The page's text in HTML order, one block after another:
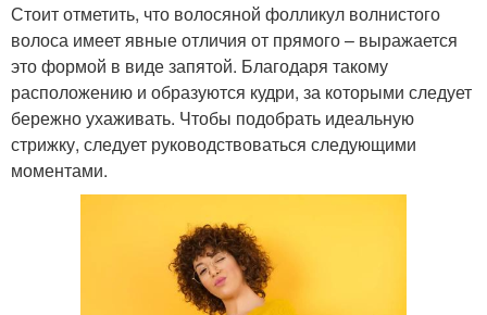
Стоит отметить, что волосяной фолликул волнистого
волоса имеет явные отличия от прямого – выражается
это формой в виде запятой. Благодаря такому
расположению и образуются кудри, за которыми следует
бережно ухаживать. Чтобы подобрать идеальную
стрижку, следует руководствоваться следующими
моментами.